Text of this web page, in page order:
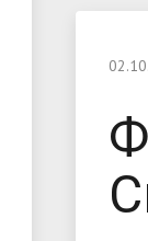
«НГПУ»
Оплата